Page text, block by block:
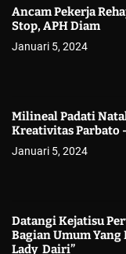
Ancam Pekerja
Stop, APH Diam
Januari 5, 2024
Milineal Padati
Kreativitas Parbato
Januari 5, 2024
Datangi Kejatisu
Bagian Umum Yang
Lady Dairi”